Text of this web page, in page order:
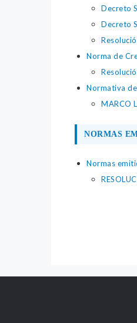
Decreto
Decreto
Norma de
Normativa
MARCO
NORMAS
Normas